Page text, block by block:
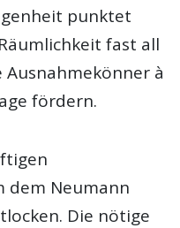
punktet
fast all
à
fördern.
dem Neumann
Die nötige